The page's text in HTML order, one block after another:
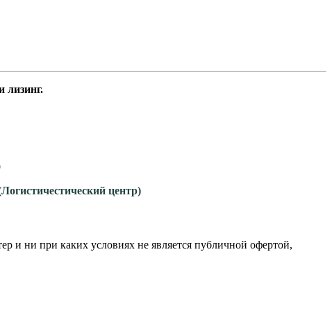
лизинг.
центр)
и ни при каких условиях не является публичной офертой,